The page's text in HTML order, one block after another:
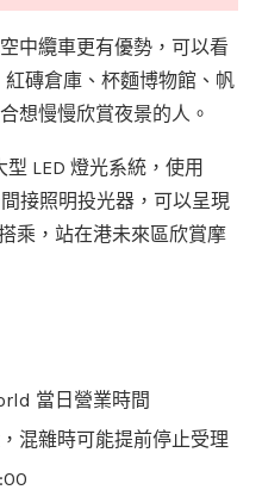
中纜車更有優勢，可以看
磚倉庫、杯麵博物館、帆
想慢慢欣賞夜景的人。
LED 燈光系統，使用
接照明投光器，可以呈現
乘，站在港未來區欣賞摩
當日營業時間
混雜時可能提前停止受理